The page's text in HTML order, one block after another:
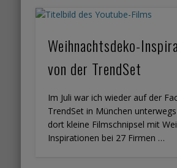
Weihnachtsdeko-
von der TrendSet
Im Juli war ich wieder auf der
TrendSet in München
dort kleine Filmschnipsel mit
Inspirationen bei 27 Firmen …